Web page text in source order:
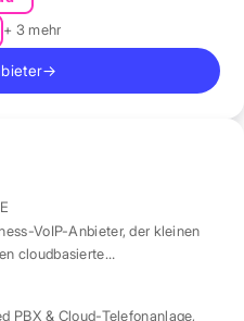
+ 3 mehr
→
VoIP-Anbieter, der kleinen
cloudbasierte
PBX & Cloud-Telefonanlage,